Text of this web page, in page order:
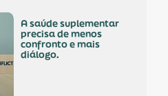
a saúde suplementar
precisa de menos
confronto e mais
diálogo.